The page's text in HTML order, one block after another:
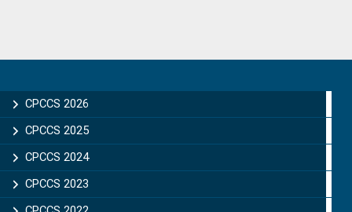
Sidebar
CPCCS 2026
CPCCS 2025
CPCCS 2024
CPCCS 2023